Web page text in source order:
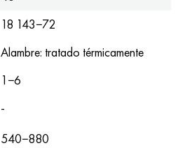
18 143−72
Alambre: tratado térmicamente
1−6
-
540−880